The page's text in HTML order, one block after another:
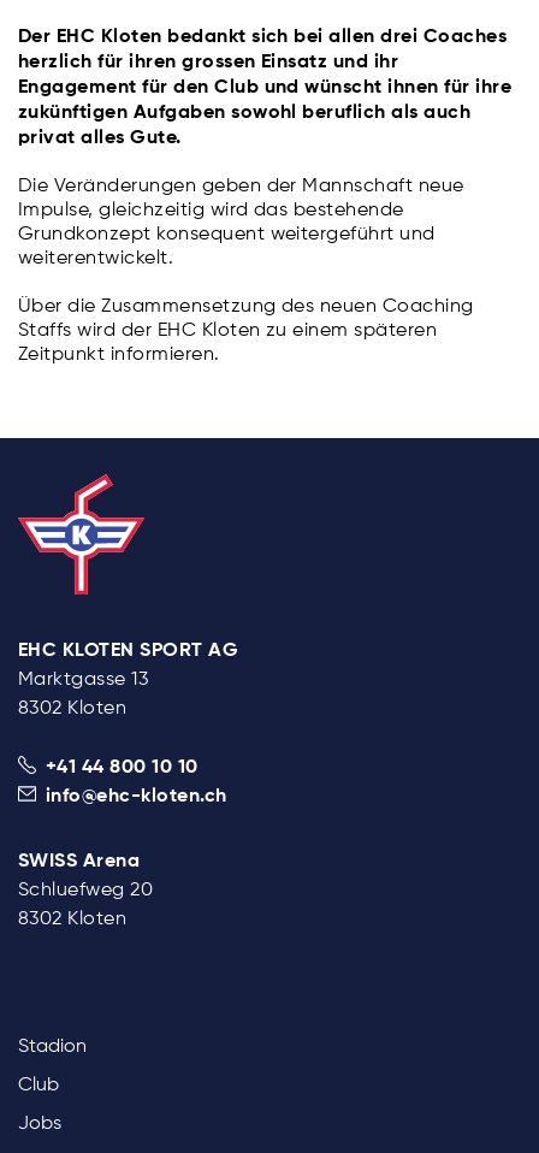
Der EHC Kloten bedankt sich bei allen drei Coaches
herzlich für ihren grossen Einsatz und ihr
Engagement für den Club und wünscht ihnen für ihre
zukünftigen Aufgaben sowohl beruflich als auch
privat alles Gute.
Die Veränderungen geben der Mannschaft neue
Impulse, gleichzeitig wird das bestehende
Grundkonzept konsequent weitergeführt und
weiterentwickelt.
Über die Zusammensetzung des neuen Coaching
Staffs wird der EHC Kloten zu einem späteren
Zeitpunkt informieren.
EHC KLOTEN SPORT AG
Marktgasse 13
8302 Kloten
+41 44 800 10 10
info@ehc-kloten.ch
SWISS Arena
Schluefweg 20
8302 Kloten
Stadion
Club
Jobs